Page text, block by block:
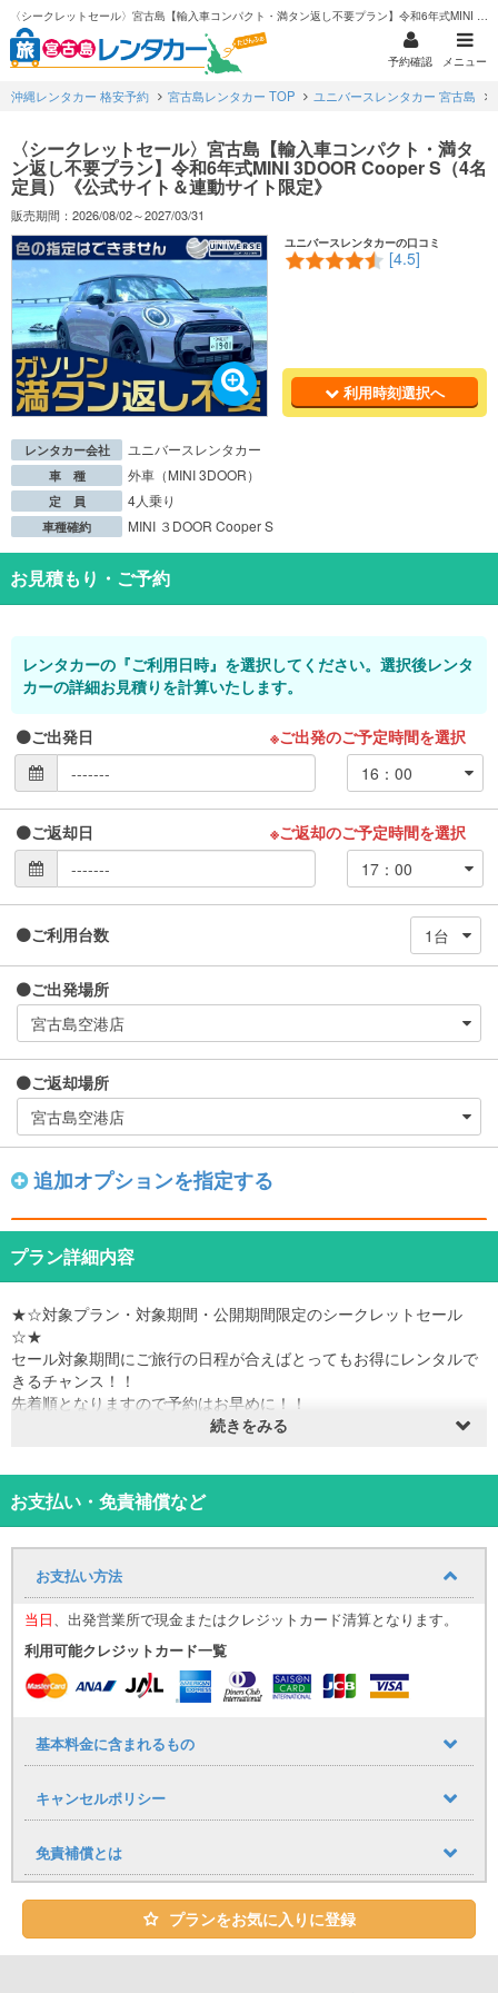
〈シークレットセール〉宮古島【輸入車コンパクト・満タン返し不要プラン】令和6年式MINI 3DOOR Cooper S（4名定員）《公式サイト＆連動サイト限定》
予約確認 メニュー
沖縄レンタカー 格安予約 宮古島レンタカー TOP ユニバースレンタカー 宮古島
〈シークレットセール〉宮古島【輸入車コンパクト・満タ
ン返し不要プラン】令和6年式MINI 3DOOR Cooper S（4名
定員）《公式サイト＆連動サイト限定》
販売期間：2026/08/02～2027/03/31
ユニバースレンタカーの口コミ
[4.5]
利用時刻選択へ
レンタカー会社 ユニバースレンタカー
車 種 外車（MINI 3DOOR）
定 員 4人乗り
車種確約 MINI ３DOOR Cooper S
お見積もり・ご予約
レンタカーの『ご利用日時』を選択してください。選択後レンタ
カーの詳細お見積りを計算いたします。
ご出発日 ※ご出発のご予定時間を選択
ご返却日 ※ご返却のご予定時間を選択
ご利用台数
ご出発場所
ご返却場所
追加オプションを指定する
プラン詳細内容
★☆対象プラン・対象期間・公開期間限定のシークレットセール
☆★
セール対象期間にご旅行の日程が合えばとってもお得にレンタルで
きるチャンス！！
先着順となりますので予約はお早めに！！
※予約枠が埋まり次第販売終了となります。
販売期間：2026年8月2日～2027年3月31日
※色希望・指定不可
MINI 3 DOOR。
比較的リーズナブルなレンタカーが揃ったMINIシリーズは使い勝手
コンパクトながらも外車レンタカーならではのパワフルな走りを体
感することができます。
操作性が高く、女性や初めて沖縄で外車レンタカーを借りる方にも
におすすめの1台ですよ。
ユニバースレンタカー那覇空港店では沖縄の青い海に映えるカラー
ラインナップのMINIを多数ご用意してお待ちしております。
続きをみる
お支払い・免責補償など
お支払い方法
当日
、出発営業所で現金またはクレジットカード清算となります。
利用可能クレジットカード一覧
基本料金に含まれるもの
キャンセルポリシー
免責補償とは
プランをお気に入りに登録